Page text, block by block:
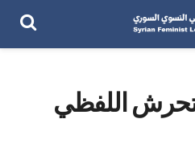
اللفظي